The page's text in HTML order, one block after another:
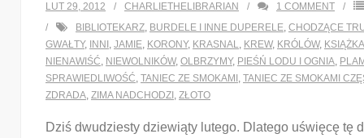
LUT 29, 2012 CHARLIETHELIBRARIAN 1 COMMENT
BIBLIOTEKARZ, BURDELE I INNE DUPERELE, CHODZĄCE
GWAŁTY, INNI , JAMIE, KORONY, KRASNAL, KREW, KRÓLÓW, KSIĄŻKA
NIENAWIŚĆ, NIEWOLNIKÓW, OLBRZYMY, PIEŚŃ LODU I OGNIA,
SPRAWIEDLIWOŚĆ, TANIEC ZE SMOKAMI , TANIEC ZE SMOKAMI
ZDRADA, ZIMA NADCHODZI , ZŁOTO
Dziś dwudziesty dziewiąty lutego. Dlatego uświęcę